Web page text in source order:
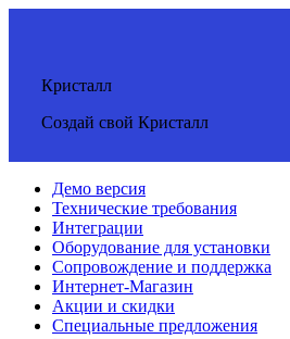
Кристалл
Создай свой Кристалл
Демо версия
Технические требования
Интеграции
Оборудование для установки
Сопровождение и поддержка
Интернет-Магазин
Акции и скидки
Специальные предложения